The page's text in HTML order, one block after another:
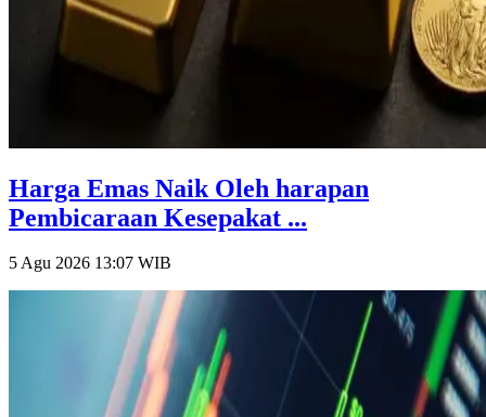
Harga Emas Naik Oleh harapan
Pembicaraan Kesepakat ...
5 Agu 2026 13:07 WIB